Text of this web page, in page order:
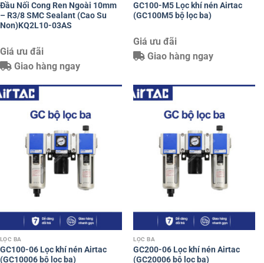
Đầu Nối Cong Ren Ngoài 10mm
– R3/8 SMC Sealant (Cao Su
Non)KQ2L10-03AS
Giá ưu đãi
Giao hàng ngay
GC100-M5 Lọc khí nén Airtac
(GC100M5 bộ lọc ba)
Giá ưu đãi
Giao hàng ngay
LỌC BA
GC100-06 Lọc khí nén Airtac
(GC10006 bộ lọc ba)
LỌC BA
GC200-06 Lọc khí nén Airtac
(GC20006 bộ lọc ba)